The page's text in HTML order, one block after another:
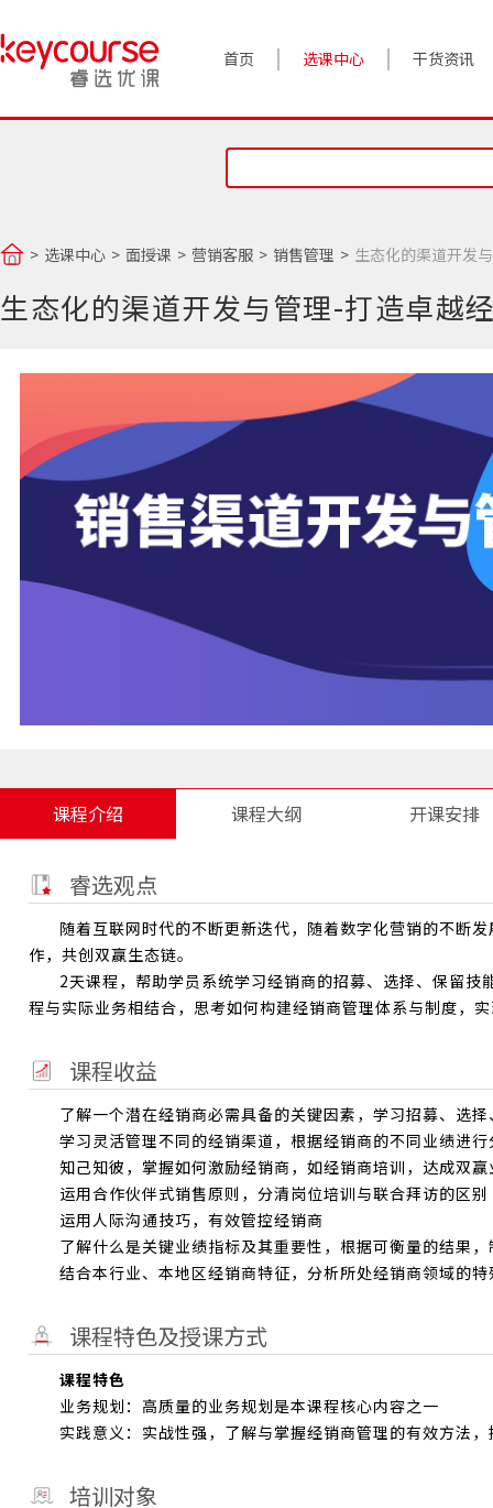
首页 选课中心 干货资讯
案例实践
对话高管
睿选视角
选课中心 面授课 营销客服 销售管理 生态化的渠道开发
生态化的渠道开发与管理-打造卓越
课程介绍 课程大纲 开课安排
睿选观点
随着互联网时代的不断更新迭代，随着数字化营销的不断
作，共创双赢生态链。
2天课程，帮助学员系统学习经销商的招募、选择、保留技
程与实际业务相结合，思考如何构建经销商管理体系与制度，
课程收益
了解一个潜在经销商必需具备的关键因素，学习招募、选
学习灵活管理不同的经销渠道，根据经销商的不同业绩进
知己知彼，掌握如何激励经销商，如经销商培训，达成双
运用合作伙伴式销售原则，分清岗位培训与联合拜访的区别
运用人际沟通技巧，有效管控经销商
了解什么是关键业绩指标及其重要性，根据可衡量的结果
结合本行业、本地区经销商特征，分析所处经销商领域的
课程特色及授课方式
课程特色
业务规划：高质量的业务规划是本课程核心内容之一
实践意义：实战性强，了解与掌握经销商管理的有效方法
培训对象